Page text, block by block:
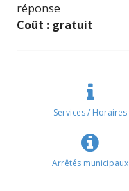
réponse
Coût : gratuit
Services / Horaires
Arrêtés municipaux